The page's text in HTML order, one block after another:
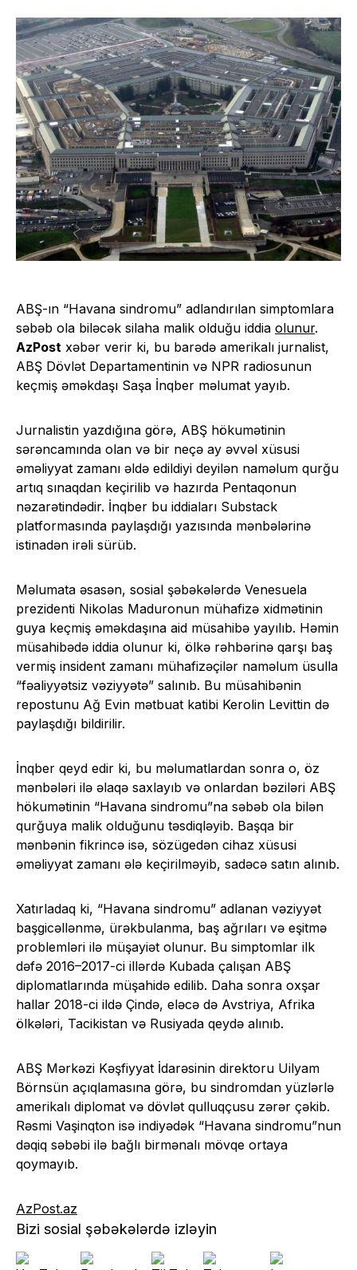
ABŞ-ın “Havana sindromu” adlandırılan simptomlara
səbəb ola biləcək silaha malik olduğu iddia olunur.
AzPost xəbər verir ki, bu barədə amerikalı jurnalist,
ABŞ Dövlət Departamentinin və NPR radiosunun
keçmiş əməkdaşı Saşa İnqber məlumat yayıb.
Jurnalistin yazdığına görə, ABŞ hökumətinin
sərəncamında olan və bir neçə ay əvvəl xüsusi
əməliyyat zamanı əldə edildiyi deyilən naməlum qurğu
artıq sınaqdan keçirilib və hazırda Pentaqonun
nəzarətindədir. İnqber bu iddiaları Substack
platformasında paylaşdığı yazısında mənbələrinə
istinadən irəli sürüb.
Məlumata əsasən, sosial şəbəkələrdə Venesuela
prezidenti Nikolas Maduronun mühafizə xidmətinin
guya keçmiş əməkdaşına aid müsahibə yayılıb. Həmin
müsahibədə iddia olunur ki, ölkə rəhbərinə qarşı baş
vermiş insident zamanı mühafizəçilər naməlum üsulla
“fəaliyyətsiz vəziyyətə” salınıb. Bu müsahibənin
repostunu Ağ Evin mətbuat katibi Kerolin Levittin də
paylaşdığı bildirilir.
İnqber qeyd edir ki, bu məlumatlardan sonra o, öz
mənbələri ilə əlaqə saxlayıb və onlardan bəziləri ABŞ
hökumətinin “Havana sindromu”na səbəb ola bilən
qurğuya malik olduğunu təsdiqləyib. Başqa bir
mənbənin fikrincə isə, sözügedən cihaz xüsusi
əməliyyat zamanı ələ keçirilməyib, sadəcə satın alınıb.
Xatırladaq ki, “Havana sindromu” adlanan vəziyyət
başgicəllənmə, ürəkbulanma, baş ağrıları və eşitmə
problemləri ilə müşayiət olunur. Bu simptomlar ilk
dəfə 2016–2017-ci illərdə Kubada çalışan ABŞ
diplomatlarında müşahidə edilib. Daha sonra oxşar
hallar 2018-ci ildə Çində, eləcə də Avstriya, Afrika
ölkələri, Tacikistan və Rusiyada qeydə alınıb.
ABŞ Mərkəzi Kəşfiyyat İdarəsinin direktoru Uilyam
Börnsün açıqlamasına görə, bu sindromdan yüzlərlə
amerikalı diplomat və dövlət qulluqçusu zərər çəkib.
Rəsmi Vaşinqton isə indiyədək “Havana sindromu”nun
dəqiq səbəbi ilə bağlı birmənalı mövqe ortaya
qoymayıb.
AzPost.az
Bizi sosial şəbəkələrdə izləyin